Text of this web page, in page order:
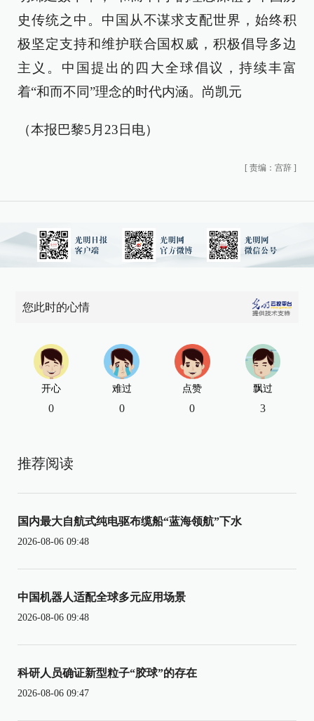
史传统之中。中国从不谋求支配世界，始终积
极坚定支持和维护联合国权威，积极倡导多边
主义。中国提出的四大全球倡议，持续丰富
着“和而不同”理念的时代内涵。尚凯元
（本报巴黎5月23日电）
[ 责编：宫辞 ]
您此时的心情
开心
0
难过
0
点赞
0
飘过
3
推荐阅读
国内最大自航式纯电驱布缆船“蓝海领航”下水
2026-08-06 09:48
中国机器人适配全球多元应用场景
2026-08-06 09:48
科研人员确证新型粒子“胶球”的存在
2026-08-06 09:47